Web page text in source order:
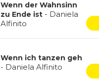
Wenn der Wahnsinn
zu Ende ist- Daniela
Alfinito
Wenn ich tanzen geh
- Daniela Alfinito